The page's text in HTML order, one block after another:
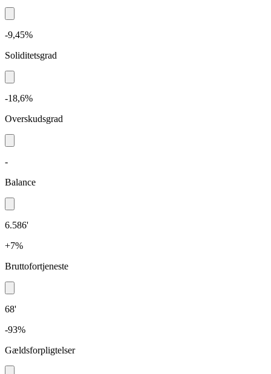
-9,45%
Soliditetsgrad
-18,6%
Overskudsgrad
-
Balance
6.586'
+7%
Bruttofortjeneste
68'
-93%
Gældsforpligtelser